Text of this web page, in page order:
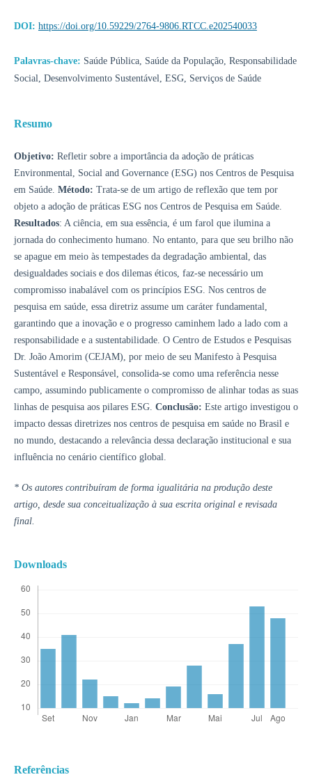
DOI: https://doi.org/10.59229/2764-9806.RTCC.e202540033
Palavras-chave: Saúde Pública, Saúde da População, Responsabilidade
Social, Desenvolvimento Sustentável, ESG, Serviços de Saúde
Resumo
Objetivo: Refletir sobre a importância da adoção de práticas
Environmental, Social and Governance (ESG) nos Centros de Pesquisa
em Saúde. Método: Trata-se de um artigo de reflexão que tem por
objeto a adoção de práticas ESG nos Centros de Pesquisa em Saúde.
Resultados: A ciência, em sua essência, é um farol que ilumina a
jornada do conhecimento humano. No entanto, para que seu brilho não
se apague em meio às tempestades da degradação ambiental, das
desigualdades sociais e dos dilemas éticos, faz-se necessário um
compromisso inabalável com os princípios ESG. Nos centros de
pesquisa em saúde, essa diretriz assume um caráter fundamental,
garantindo que a inovação e o progresso caminhem lado a lado com a
responsabilidade e a sustentabilidade. O Centro de Estudos e Pesquisas
Dr. João Amorim (CEJAM), por meio de seu Manifesto à Pesquisa
Sustentável e Responsável, consolida-se como uma referência nesse
campo, assumindo publicamente o compromisso de alinhar todas as suas
linhas de pesquisa aos pilares ESG. Conclusão: Este artigo investigou o
impacto dessas diretrizes nos centros de pesquisa em saúde no Brasil e
no mundo, destacando a relevância dessa declaração institucional e sua
influência no cenário científico global.
* Os autores contribuíram de forma igualitária na produção deste
artigo, desde sua conceitualização à sua escrita original e revisada
final.
Downloads
Referências